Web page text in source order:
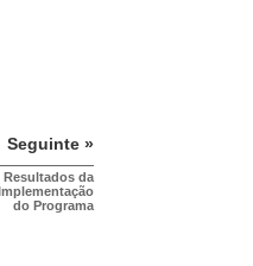
Seguinte »
Resultados da
Implementação
do Programa